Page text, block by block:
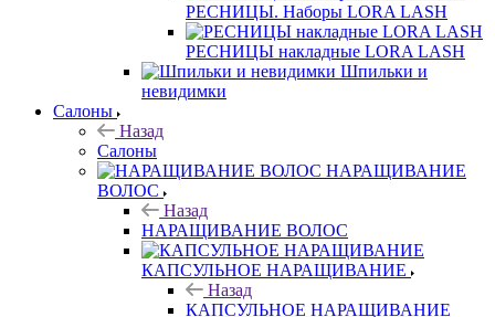
РЕСНИЦЫ. Наборы LORA LASH
РЕСНИЦЫ накладные LORA LASH
Шпильки и
невидимки
Салоны
Назад
Салоны
НАРАЩИВАНИЕ
ВОЛОС
Назад
НАРАЩИВАНИЕ ВОЛОС
КАПСУЛЬНОЕ НАРАЩИВАНИЕ
Назад
КАПСУЛЬНОЕ НАРАЩИВАНИЕ